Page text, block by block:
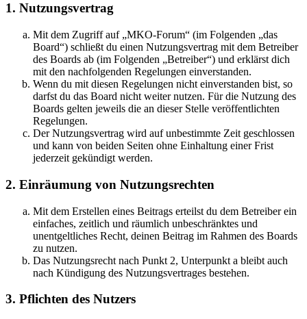
1. Nutzungsvertrag
Mit dem Zugriff auf „MKO-Forum“ (im Folgenden „das
Board“) schließt du einen Nutzungsvertrag mit dem Betreiber
des Boards ab (im Folgenden „Betreiber“) und erklärst dich
mit den nachfolgenden Regelungen einverstanden.
Wenn du mit diesen Regelungen nicht einverstanden bist, so
darfst du das Board nicht weiter nutzen. Für die Nutzung des
Boards gelten jeweils die an dieser Stelle veröffentlichten
Regelungen.
Der Nutzungsvertrag wird auf unbestimmte Zeit geschlossen
und kann von beiden Seiten ohne Einhaltung einer Frist
jederzeit gekündigt werden.
2. Einräumung von Nutzungsrechten
Mit dem Erstellen eines Beitrags erteilst du dem Betreiber ein
einfaches, zeitlich und räumlich unbeschränktes und
unentgeltliches Recht, deinen Beitrag im Rahmen des Boards
zu nutzen.
Das Nutzungsrecht nach Punkt 2, Unterpunkt a bleibt auch
nach Kündigung des Nutzungsvertrages bestehen.
3. Pflichten des Nutzers